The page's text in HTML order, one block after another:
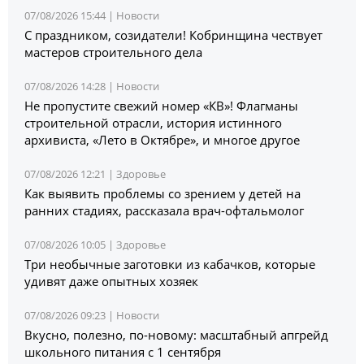
07/08/2026 15:44 | Новости
С праздником, созидатели! Кобринщина чествует
мастеров строительного дела
07/08/2026 14:28 | Новости
Не пропустите свежий номер «КВ»! Флагманы
строительной отрасли, история истинного
архивиста, «Лето в Октябре», и многое другое
07/08/2026 12:21 | Здоровье
Как выявить проблемы со зрением у детей на
ранних стадиях, рассказала врач-офтальмолог
07/08/2026 10:05 | Здоровье
Три необычные заготовки из кабачков, которые
удивят даже опытных хозяек
07/08/2026 09:23 | Новости
Вкусно, полезно, по-новому: масштабный апгрейд
школьного питания с 1 сентября